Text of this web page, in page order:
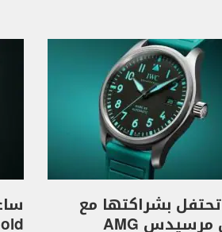
IWC تحتفل بشراكتها مع
فريق مرسيدس AMG